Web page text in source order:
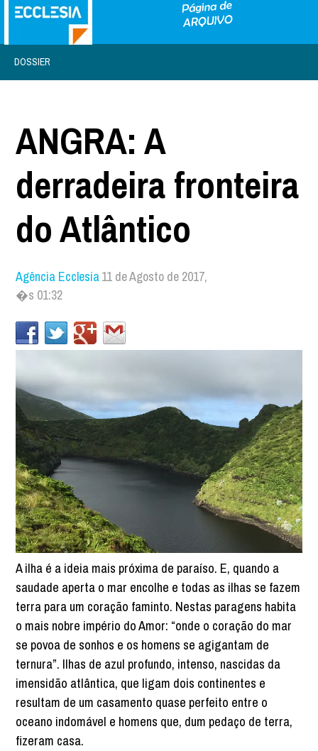
DOSSIER
ANGRA: A
derradeira fronteira
do Atlântico
Agência Ecclesia11 de Agosto de 2017,
�s 01:32
A ilha é a ideia mais próxima de paraíso. E, quando a
saudade aperta o mar encolhe e todas as ilhas se fazem
terra para um coração faminto. Nestas paragens habita
o mais nobre império do Amor: “onde o coração do mar
se povoa de sonhos e os homens se agigantam de
ternura”. Ilhas de azul profundo, intenso, nascidas da
imensidão atlântica, que ligam dois continentes e
resultam de um casamento quase perfeito entre o
oceano indomável e homens que, dum pedaço de terra,
fizeram casa.